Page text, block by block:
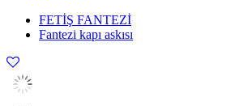
FETİŞ FANTEZİ
Fantezi kapı askısı